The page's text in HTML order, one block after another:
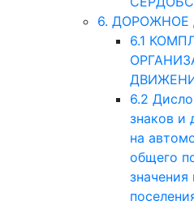
6.
6.1
6.2
знаков и
на
общего
значения